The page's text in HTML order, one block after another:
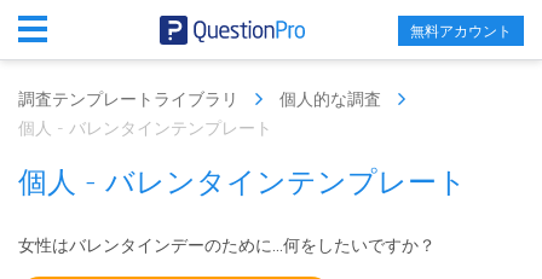
無料アカウント
調査テンプレートライブラリ
個人的な調査
個人 - バレンタインテンプレート
個人 - バレンタインテンプレート
女性はバレンタインデーのために...何をしたいですか？